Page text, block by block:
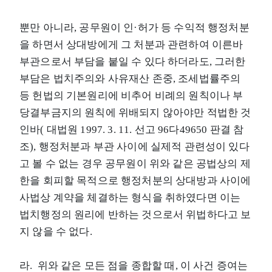
뿐만 아니라, 공무원이 인·허가 등 수익적 행정처분
을 하면서 상대방에게 그 처분과 관련하여 이른바
부관으로서 부담을 붙일 수 있다 하더라도, 그러한
부담은 법치주의와 사유재산 존중, 조세법률주의
등 헌법의 기본원리에 비추어 비례의 원칙이나 부
당결부금지의 원칙에 위배되지 않아야만 적법한 것
인바( 대법원 1997. 3. 11. 선고 96다49650 판결 참
조), 행정처분과 부관 사이에 실제적 관련성이 있다
고 볼 수 없는 경우 공무원이 위와 같은 공법상의 제
한을 회피할 목적으로 행정처분의 상대방과 사이에
사법상 계약을 체결하는 형식을 취하였다면 이는
법치행정의 원리에 반하는 것으로서 위법하다고 보
지 않을 수 없다.
라. 위와 같은 모든 점을 종합할 때, 이 사건 증여는